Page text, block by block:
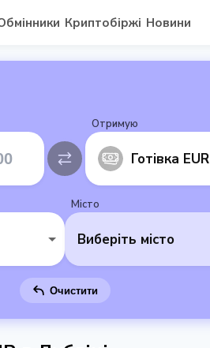
Криптобіржі Новини
Отримую
Готівка EUR
Місто
Виберіть місто
Очистити